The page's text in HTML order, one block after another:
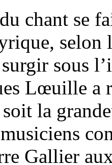
chant se
selon
sous
Lœuille a
la
Gallier